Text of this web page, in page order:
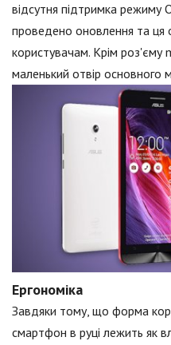
відсутня підтримка режиму
проведено оновлення та ця
користувачам. Крім роз'єму
маленький отвір основного
Ергономіка
Завдяки тому, що форма
смартфон в руці лежить як